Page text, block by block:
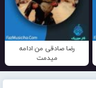
رضا صادقی من ادامه
میدمت